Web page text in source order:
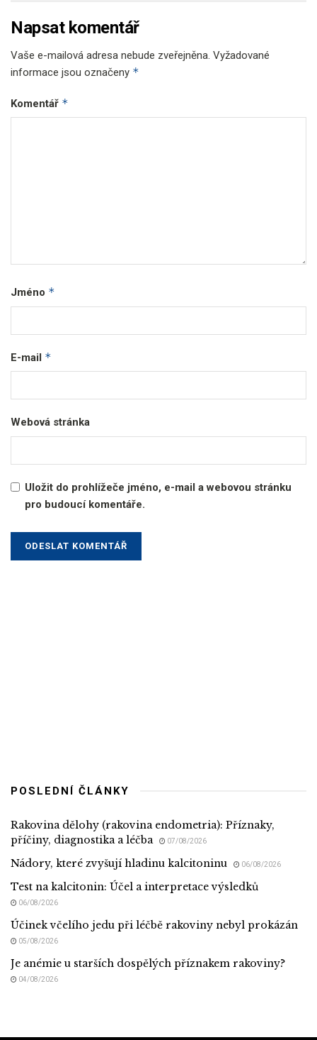
Napsat komentář
Vaše e-mailová adresa nebude zveřejněna. Vyžadované
informace jsou označeny *
Komentář *
Jméno *
E-mail *
Webová stránka
Uložit do prohlížeče jméno, e-mail a webovou stránku
pro budoucí komentáře.
POSLEDNÍ ČLÁNKY
Rakovina dělohy (rakovina endometria): Příznaky,
příčiny, diagnostika a léčba
07/08/2026
Nádory, které zvyšují hladinu kalcitoninu 06/08/2026
Test na kalcitonin: Účel a interpretace výsledků
06/08/2026
Účinek včelího jedu při léčbě rakoviny nebyl prokázán
05/08/2026
Je anémie u starších dospělých příznakem rakoviny?
04/08/2026